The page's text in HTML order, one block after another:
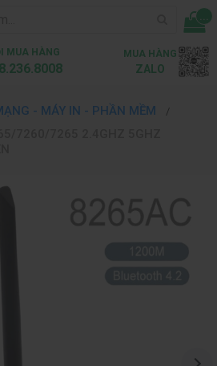
...
MUA HÀNG MUA HÀNG
ZALO
- MÁY IN - PHẦN MỀM